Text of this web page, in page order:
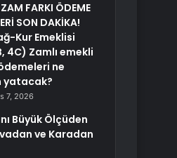
ZAM FARKI ÖDEME
SON DAKİKA!
Kur Emeklisi
4C) Zamlı emekli
ne
yatacak?
7, 2026
Büyük Ölçüden
ve Karadan